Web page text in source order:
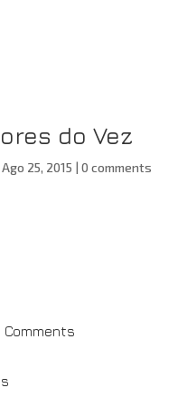
do Vez
Ago 25, 2015 | 0 comments
Comments